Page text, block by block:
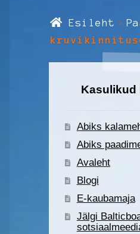
Esileht
Kasulikud
Abiks
Abiks
Avaleht
Blogi
E-kaubamaja
Jälgi